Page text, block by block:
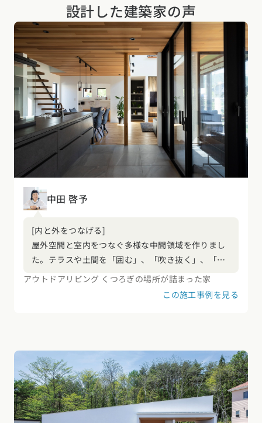
設計した建築家の声
中田 啓予
[内と外をつなげる]
屋外空間と室内をつなぐ多様な中間領域を作りまし
た。テラスや土間を「囲む」、「吹き抜く」、「天
井を作る」、「同一素材を使う」といった操作によ
り外から内へとグラデーショナルにつなげていま
域の建築による空間の操作もまた必要です。
アウトドアリビング くつろぎの場所が詰まった家
この施工事例を見る